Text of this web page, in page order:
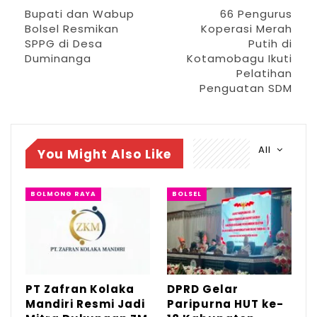
RELATED POSTS
PT Zafran Kolaka Mandiri Resmi Jadi Mitra
Agu 4, 2026
Bupati dan Wabup
Bolsel Resmikan
SPPG di Desa
Duminanga
66 Pengurus
Koperasi Merah
Putih di
Kotamobagu Ikuti
Pelatihan
Penguatan SDM
All
You Might Also Like
BOLMONG RAYA
PT Zafran Kolaka
Mandiri Resmi Jadi
BOLSEL
DPRD Gelar
Paripurna HUT ke-